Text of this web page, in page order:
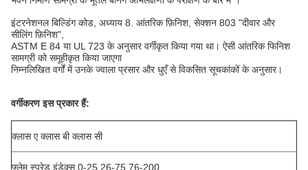
इंटरनेशनल बिल्डिंग कोड, अध्याय 8. आंतरिक फ़िनिश, सेक्शन 803 "दीवार और
सीलिंग फ़िनिश",
ASTM E 84 या UL 723 के अनुसार वर्गीकृत किया गया था। ऐसी आंतरिक फिनिश
सामग्री को समूहीकृत किया जाएगा
निम्नलिखित वर्गों में उनके ज्वाला प्रसार और धुएँ से विकसित सूचकांकों के अनुसार।
वर्गीकरण इस प्रकार हैं:
क्लास ए क्लास बी क्लास सी
फ्लेम स्प्रेड इंडेक्स 0-25 26-75 76-200